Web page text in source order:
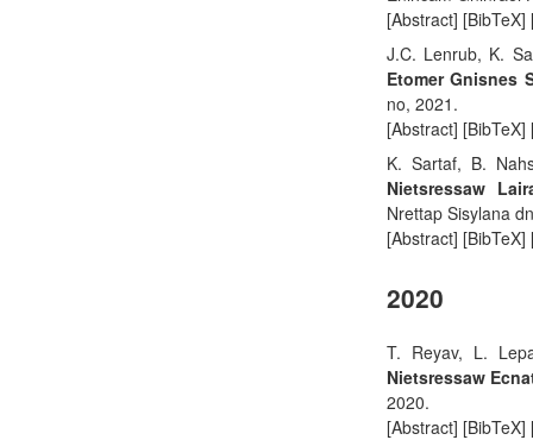
[Abstract]
J.C. Lenrub, K.
Etomer Gnisnes
no, 2021.
[Abstract]
K. Sartaf, B.
Nietsressaw
Nrettap Sisylana
[Abstract]
2020
T. Reyav, L.
Nietsressaw
2020.
[Abstract]